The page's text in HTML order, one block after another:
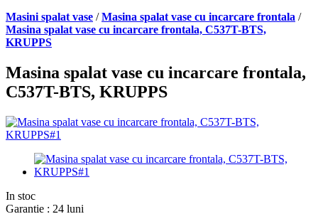
Masini spalat vase /Masina spalat vase cu incarcare frontala /
Masina spalat vase cu incarcare frontala, C537T-BTS,
KRUPPS
Masina spalat vase cu incarcare frontala,
C537T-BTS, KRUPPS
In stoc
Garantie : 24 luni